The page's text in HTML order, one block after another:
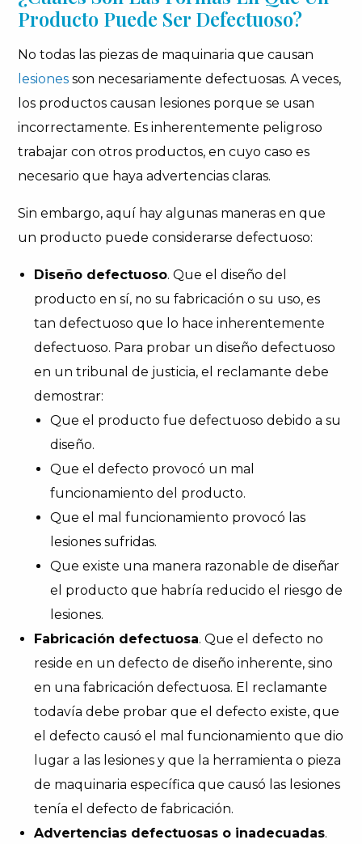
Producto Puede Ser Defectuoso?
No todas las piezas de maquinaria que causan
lesiones son necesariamente defectuosas. A veces,
los productos causan lesiones porque se usan
incorrectamente. Es inherentemente peligroso
trabajar con otros productos, en cuyo caso es
necesario que haya advertencias claras.
Sin embargo, aquí hay algunas maneras en que
un producto puede considerarse defectuoso:
Diseño defectuoso. Que el diseño del
producto en sí, no su fabricación o su uso, es
tan defectuoso que lo hace inherentemente
defectuoso. Para probar un diseño defectuoso
en un tribunal de justicia, el reclamante debe
demostrar:
Que el producto fue defectuoso debido a su
diseño.
Que el defecto provocó un mal
funcionamiento del producto.
Que el mal funcionamiento provocó las
lesiones sufridas.
Que existe una manera razonable de diseñar
el producto que habría reducido el riesgo de
lesiones.
Fabricación defectuosa. Que el defecto no
reside en un defecto de diseño inherente, sino
en una fabricación defectuosa. El reclamante
todavía debe probar que el defecto existe, que
el defecto causó el mal funcionamiento que dio
lugar a las lesiones y que la herramienta o pieza
de maquinaria específica que causó las lesiones
tenía el defecto de fabricación.
Advertencias defectuosas o inadecuadas.